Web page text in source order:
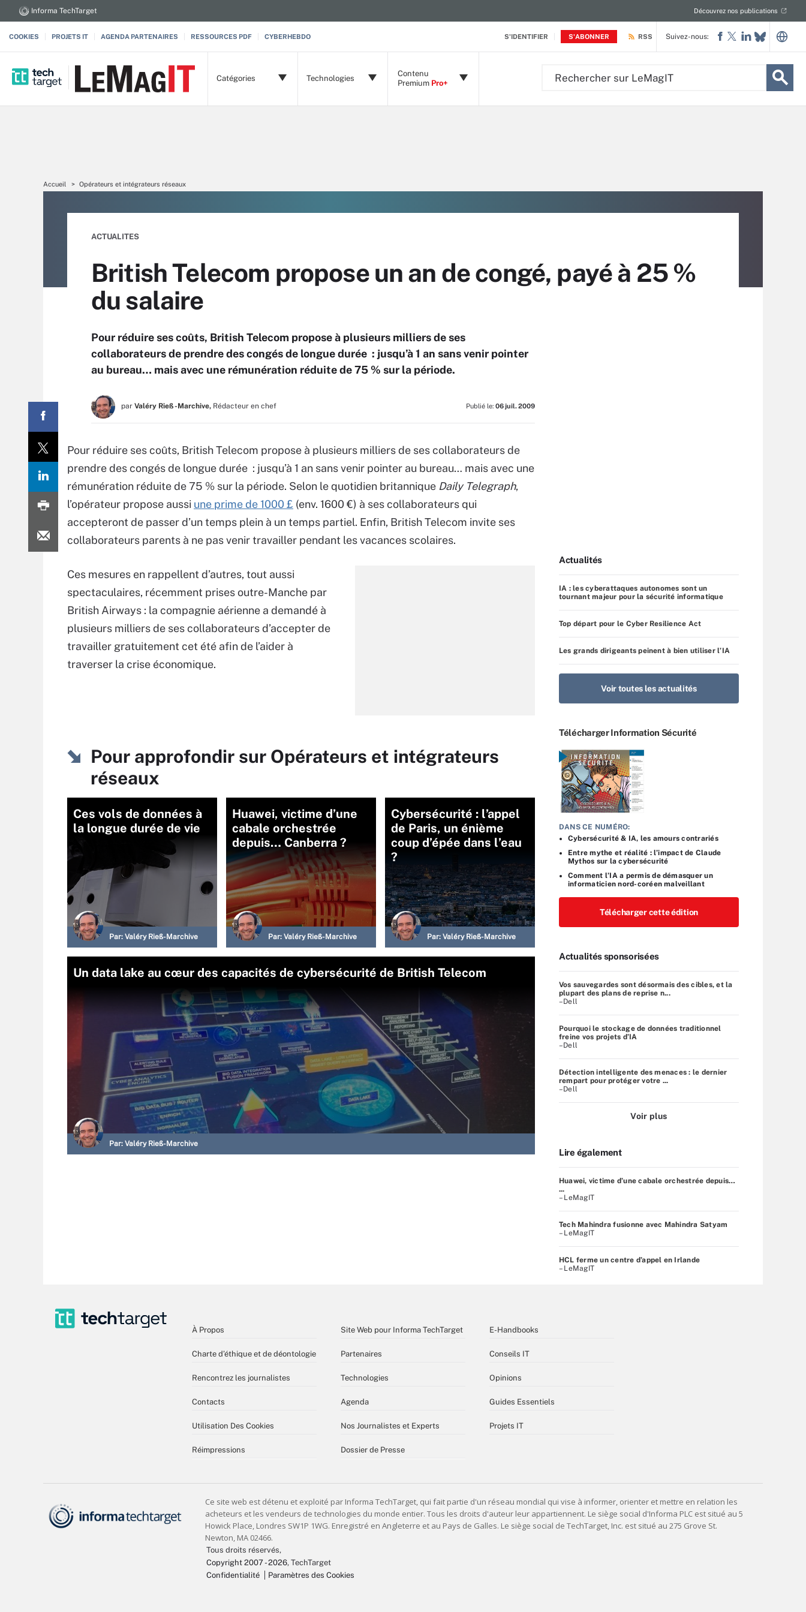
S'IDENTIFIER S'ABONNER
Informa TechTarget Découvrez nos publications
COOKIES PROJETS IT AGENDA PARTENAIRES RESSOURCES PDF CYBERHEBDO RSS
Catégories Technologies
Contenu
Premium Pro+
Suivez-nous:
Accueil Opérateurs et intégrateurs réseaux
ACTUALITES
British Telecom propose un an de congé, payé à 25 %
du salaire
Pour réduire ses coûts, British Telecom propose à plusieurs milliers de ses
collaborateurs de prendre des congés de longue durée : jusqu’à 1 an sans venir pointer
au bureau… mais avec une rémunération réduite de 75 % sur la période.
par Valéry Rieß-Marchive, Rédacteur en chef Publié le: 06 juil. 2009
Pour réduire ses coûts, British Telecom propose à plusieurs milliers de ses collaborateurs de
prendre des congés de longue durée : jusqu’à 1 an sans venir pointer au bureau… mais avec une
rémunération réduite de 75 % sur la période. Selon le quotidien britannique Daily Telegraph,
l’opérateur propose aussi une prime de 1000 £ (env. 1600 €) à ses collaborateurs qui
accepteront de passer d’un temps plein à un temps partiel. Enfin, British Telecom invite ses
collaborateurs parents à ne pas venir travailler pendant les vacances scolaires.
Ces mesures en rappellent d’autres, tout aussi
spectaculaires, récemment prises outre-Manche par
British Airways : la compagnie aérienne a demandé à
plusieurs milliers de ses collaborateurs d’accepter de
travailler gratuitement cet été afin de l’aider à
traverser la crise économique.
Pour approfondir sur Opérateurs et intégrateurs
réseaux
Ces vols de données à
la longue durée de vie
Par: Valéry Rieß-Marchive
Huawei, victime d’une
cabale orchestrée
depuis… Canberra ?
Par: Valéry Rieß-Marchive
Cybersécurité : l’appel
de Paris, un énième
coup d’épée dans l’eau
?
Par: Valéry Rieß-Marchive
Un data lake au cœur des capacités de cybersécurité de British Telecom
Par: Valéry Rieß-Marchive
Actualités
IA : les cyberattaques autonomes sont un
tournant majeur pour la sécurité informatique
Top départ pour le Cyber Resilience Act
Les grands dirigeants peinent à bien utiliser l’IA
Voir toutes les actualités
Télécharger Information Sécurité
DANS CE NUMÉRO:
Cybersécurité & IA, les amours contrariés
Entre mythe et réalité : l’impact de Claude
Mythos sur la cybersécurité
Comment l’IA a permis de démasquer un
informaticien nord-coréen malveillant
Télécharger cette édition
Actualités sponsorisées
Vos sauvegardes sont désormais des cibles, et la
plupart des plans de reprise n...
–Dell
Pourquoi le stockage de données traditionnel
freine vos projets d’IA
–Dell
Détection intelligente des menaces : le dernier
rempart pour protéger votre ...
–Dell
Voir plus
Lire également
Huawei, victime d’une cabale orchestrée depuis…
...
– LeMagIT
Tech Mahindra fusionne avec Mahindra Satyam
– LeMagIT
HCL ferme un centre d’appel en Irlande
– LeMagIT
À Propos
Charte d’éthique et de déontologie
Rencontrez les journalistes
Contacts
Utilisation Des Cookies
Réimpressions
Site Web pour Informa TechTarget
Partenaires
Technologies
Agenda
Nos Journalistes et Experts
Dossier de Presse
E-Handbooks
Conseils IT
Opinions
Guides Essentiels
Projets IT
Tous droits réservés,
Copyright 2007 - 2026, TechTarget
Confidentialité
Paramètres des Cookies